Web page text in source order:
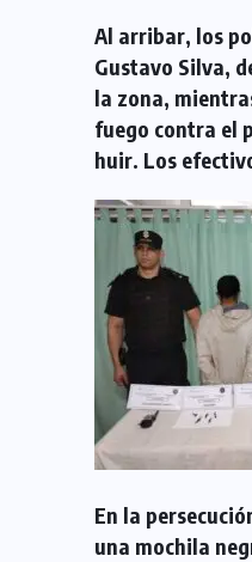
Al arribar, los
Gustavo Silva,
la zona,
fuego contra el
huir. Los
En la
una mochila